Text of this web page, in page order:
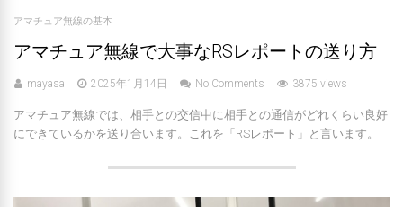
アマチュア無線の基本
アマチュア無線で大事なRSレポートの送り方
mayasa 2025年1月14日 No Comments 3875 views
アマチュア無線では、相手との交信中に相手との通信がどれくらい良好
にできているかを送り合います。これを「RSレポート」と言います。